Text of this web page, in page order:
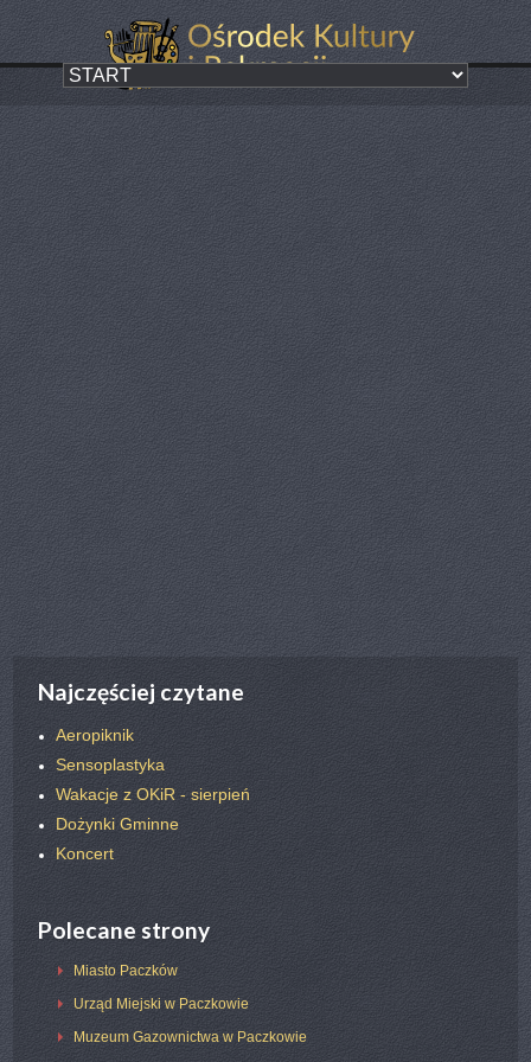
Kino sferyczne
Kategoria: ZA NAMI
poprz. nast.
Najczęściej czytane
Aeropiknik
Sensoplastyka
Wakacje z OKiR - sierpień
Dożynki Gminne
Koncert
Polecane strony
Miasto Paczków
Urząd Miejski w Paczkowie
Muzeum Gazownictwa w Paczkowie